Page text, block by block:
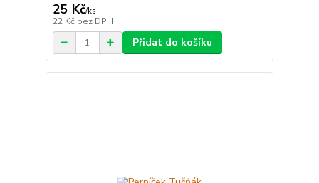
25 Kč/ks
22 Kč bez DPH
Přidat do košíku